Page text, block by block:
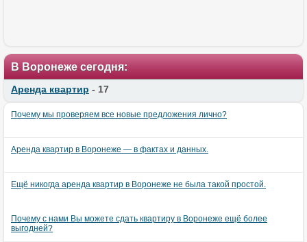
В Воронеже сегодня:
Аренда квартир - 17
Почему мы проверяем все новые предложения лично?
Аренда квартир в Воронеже — в фактах и данных.
Ещё никогда аренда квартир в Воронеже не была такой простой.
Почему с нами Вы можете сдать квартиру в Воронеже ещё более
выгодней?